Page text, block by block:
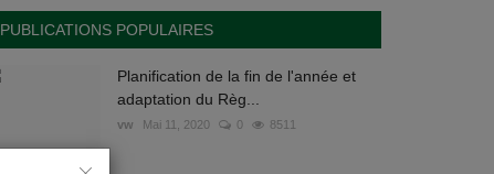
PUBLICATIONS POPULAIRES
Planification de la fin de l'année et
adaptation du Règ...
vw Mai 11, 2020 0 8511